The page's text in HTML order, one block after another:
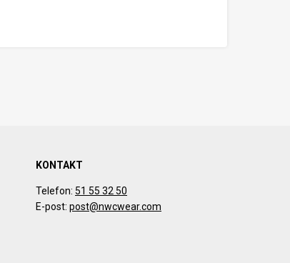
KONTAKT
Telefon: 51 55 32 50
E-post: post@nwcwear.com